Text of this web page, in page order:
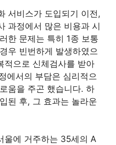
서비스가 도입되기 이전,
과정에서 많은 비용과 시
한 문제는 특히 1종 보통
우 빈번하게 발생하였으
적으로 신체검사를 받아
에서의 부담은 심리적으
움을 주곤 했습니다. 하
된 후, 그 효과는 놀라운
울에 거주하는 35세의 A